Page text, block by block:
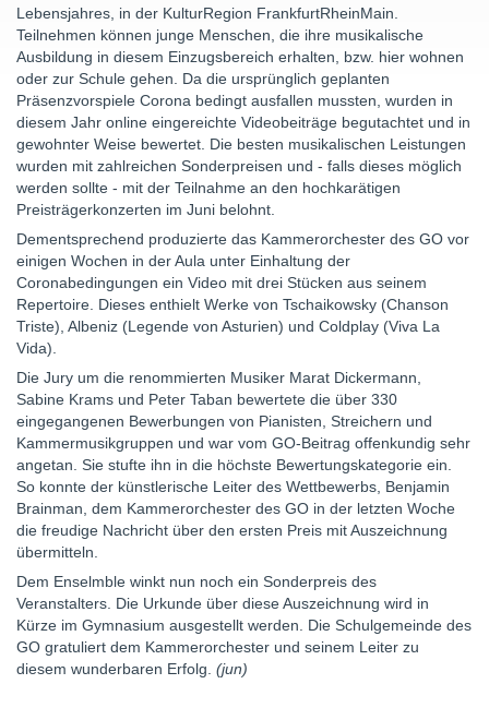
Lebensjahres, in der KulturRegion FrankfurtRheinMain.
Teilnehmen können junge Menschen, die ihre musikalische
Ausbildung in diesem Einzugsbereich erhalten, bzw. hier wohnen
oder zur Schule gehen. Da die ursprünglich geplanten
Präsenzvorspiele Corona bedingt ausfallen mussten, wurden in
diesem Jahr online eingereichte Videobeiträge begutachtet und in
gewohnter Weise bewertet. Die besten musikalischen Leistungen
wurden mit zahlreichen Sonderpreisen und - falls dieses möglich
werden sollte - mit der Teilnahme an den hochkarätigen
Preisträgerkonzerten im Juni belohnt.
Dementsprechend produzierte das Kammerorchester des GO vor
einigen Wochen in der Aula unter Einhaltung der
Coronabedingungen ein Video mit drei Stücken aus seinem
Repertoire. Dieses enthielt Werke von Tschaikowsky (Chanson
Triste), Albeniz (Legende von Asturien) und Coldplay (Viva La
Vida).
Die Jury um die renommierten Musiker Marat Dickermann,
Sabine Krams und Peter Taban bewertete die über 330
eingegangenen Bewerbungen von Pianisten, Streichern und
Kammermusikgruppen und war vom GO-Beitrag offenkundig sehr
angetan. Sie stufte ihn in die höchste Bewertungskategorie ein.
So konnte der künstlerische Leiter des Wettbewerbs, Benjamin
Brainman, dem Kammerorchester des GO in der letzten Woche
die freudige Nachricht über den ersten Preis mit Auszeichnung
übermitteln.
Dem Enselmble winkt nun noch ein Sonderpreis des
Veranstalters. Die Urkunde über diese Auszeichnung wird in
Kürze im Gymnasium ausgestellt werden. Die Schulgemeinde des
GO gratuliert dem Kammerorchester und seinem Leiter zu
diesem wunderbaren Erfolg. (jun)